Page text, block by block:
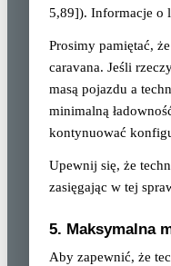
5,89]). Informacje o
Prosimy pamiętać,
caravana. Jeśli
masą pojazdu a
minimalną
kontynuować
Upewnij się, że
zasięgając w tej
5. Maksymalna
Aby zapewnić, że